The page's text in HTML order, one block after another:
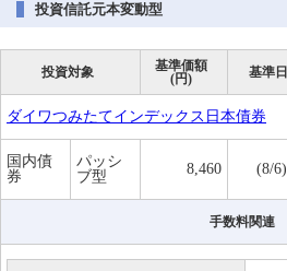
投資信託元本変動型
投資対象
基準価額
(円)
基準日
ダイワつみたてインデックス日本債券
国内債
券
パッシ
ブ型
8,460 (8/6)
手数料関連